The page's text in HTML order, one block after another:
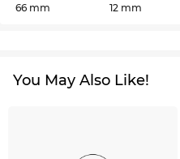
66 mm
12 mm
You May Also Like!